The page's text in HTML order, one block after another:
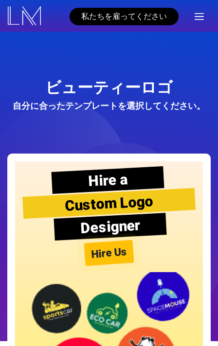
私たちを雇ってください
ビューティーロゴ
自分に合ったテンプレートを選択してください。
Hire a
Custom Logo
Designer
Hire Us